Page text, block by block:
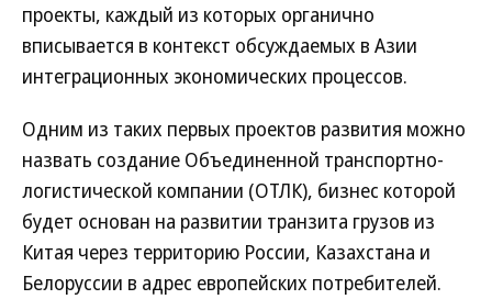
проекты, каждый из которых органично
вписывается в контекст обсуждаемых в Азии
интеграционных экономических процессов.
Одним из таких первых проектов развития можно
назвать создание Объединенной транспортно-
логистической компании (ОТЛК), бизнес которой
будет основан на развитии транзита грузов из
Китая через территорию России, Казахстана и
Белоруссии в адрес европейских потребителей.